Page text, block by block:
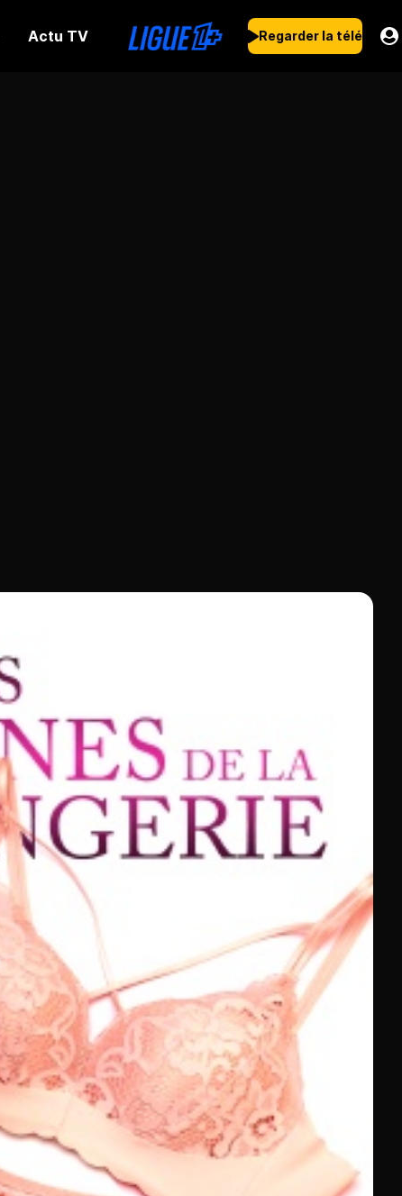
Actu TV Regarder la télé